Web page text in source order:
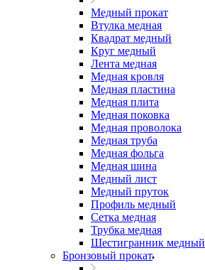
Медный прокат
Втулка медная
Квадрат медный
Круг медный
Лента медная
Медная кровля
Медная пластина
Медная плита
Медная поковка
Медная проволока
Медная труба
Медная фольга
Медная шина
Медный лист
Медный пруток
Профиль медный
Сетка медная
Трубка медная
Шестигранник медный
Бронзовый прокат